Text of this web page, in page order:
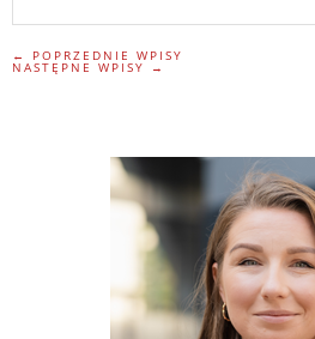
← POPRZEDNIE WPISY
NASTĘPNE WPISY →